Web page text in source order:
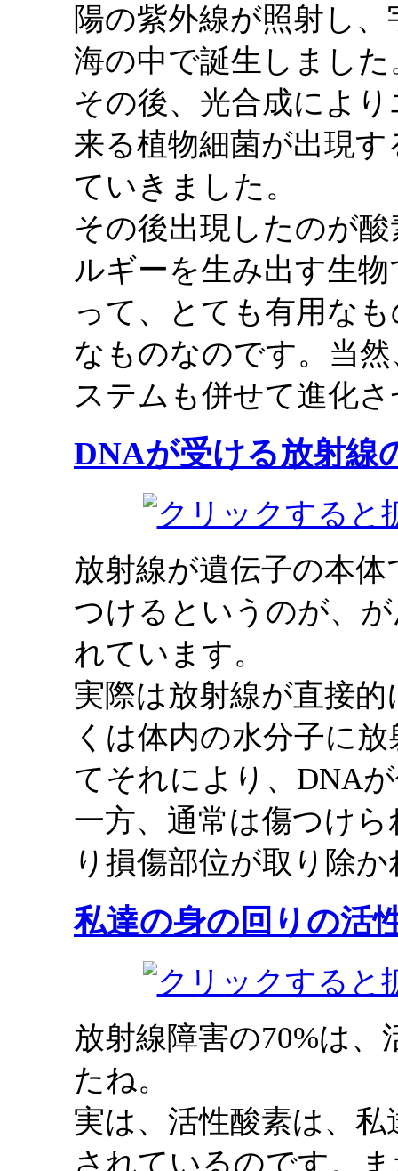
陽の紫外線が照射し
海の中で誕生しました
その後、光合成によ
来る植物細菌が出現
ていきました。
その後出現したのが
ルギーを生み出す生
って、とても有用な
なものなのです。当
ステムも併せて進化
DNAが受ける放射線
放射線が遺伝子の本
つけるというのが、
れています。
実際は放射線が直接
くは体内の水分子に
てそれにより、DNA
一方、通常は傷つけ
り損傷部位が取り除
私達の身の回りの活
放射線障害の70%は
たね。
実は、活性酸素は、
されているのです。